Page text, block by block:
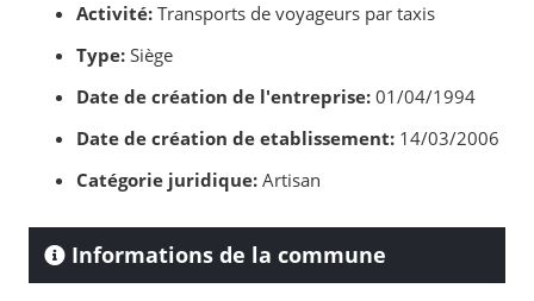
Activité: Transports de voyageurs par taxis
Type: Siège
Date de création de l'entreprise: 01/04/1994
Date de création de etablissement: 14/03/2006
Catégorie juridique: Artisan
Informations de la commune